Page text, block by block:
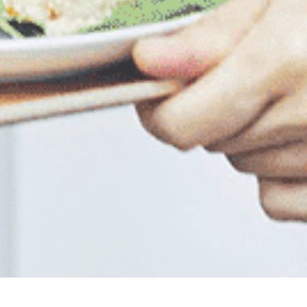
の活動報告です